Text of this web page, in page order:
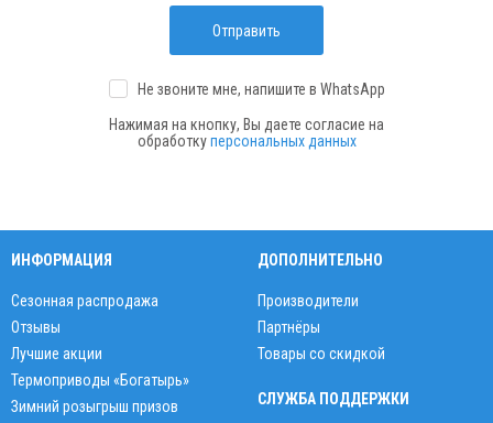
Отправить
Не звоните мне, напишите в WhatsApp
Нажимая на кнопку, Вы даете согласие на
обработкуперсональных данных
ИНФОРМАЦИЯ
Сезонная распродажа
Отзывы
Лучшие акции
Термоприводы «Богатырь»
Зимний розыгрыш призов
ДОПОЛНИТЕЛЬНО
Производители
Партнёры
Товары со скидкой
СЛУЖБА ПОДДЕРЖКИ